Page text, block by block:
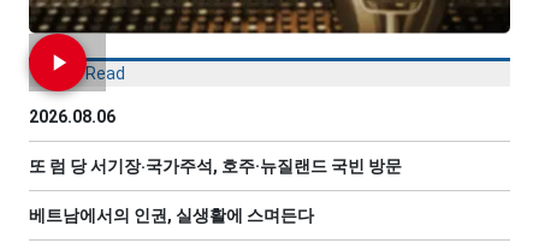
Most Read
2026.08.06
또 럼 당 서기장‧국가주석, 호주·뉴질랜드 국빈 방문
베트남에서의 인권, 실생활에 스며든다